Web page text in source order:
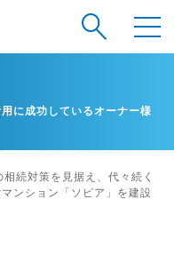
に成功しているオーナー様
相続対策を見据え、代々続く
ンション「ソピア」を建設